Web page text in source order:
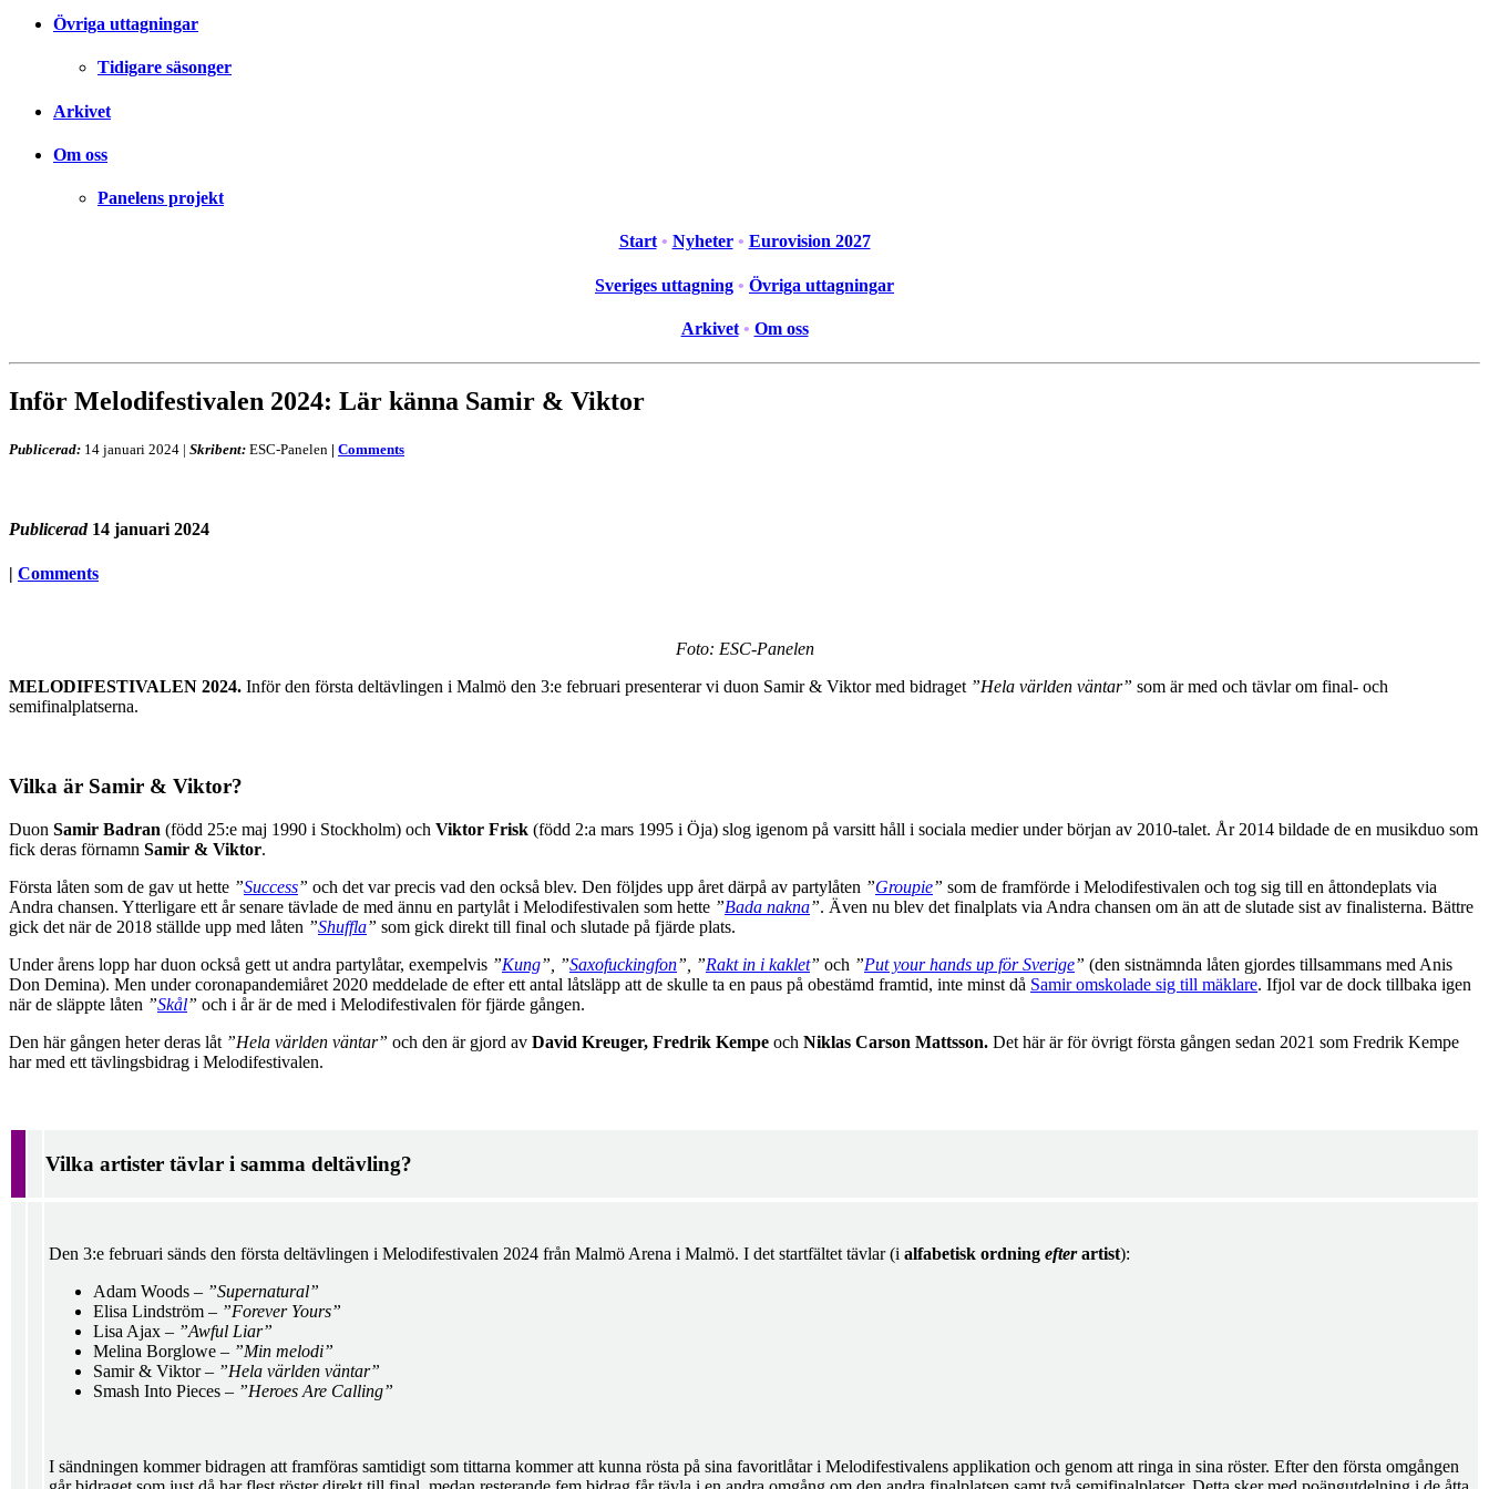
Övriga uttagningar
Tidigare säsonger
Arkivet
Om oss
Panelens projekt
Start • Nyheter • Eurovision 2027
Sveriges uttagning • Övriga uttagningar
Arkivet • Om oss
Inför Melodifestivalen 2024: Lär känna Samir & Viktor
Publicerad: 14 januari 2024 | Skribent: ESC-Panelen | Comments
Publicerad 14 januari 2024
| Comments
Foto: ESC-Panelen
MELODIFESTIVALEN 2024. Inför den första deltävlingen i Malmö den 3:e februari presenterar vi duon Samir & Viktor med bidraget ”Hela världen väntar” som är med och tävlar om final- och
semifinalplatserna.
Vilka är Samir & Viktor?
Duon Samir Badran (född 25:e maj 1990 i Stockholm) och Viktor Frisk (född 2:a mars 1995 i Öja) slog igenom på varsitt håll i sociala medier under början av 2010-talet. År 2014 bildade de en musikduo som
fick deras förnamn Samir & Viktor.
Första låten som de gav ut hette ”Success” och det var precis vad den också blev. Den följdes upp året därpå av partylåten ”Groupie” som de framförde i Melodifestivalen och tog sig till en åttondeplats via
Andra chansen. Ytterligare ett år senare tävlade de med ännu en partylåt i Melodifestivalen som hette ”Bada nakna”. Även nu blev det finalplats via Andra chansen om än att de slutade sist av finalisterna. Bättre
gick det när de 2018 ställde upp med låten ”Shuffla” som gick direkt till final och slutade på fjärde plats.
Under årens lopp har duon också gett ut andra partylåtar, exempelvis ”Kung”, ”Saxofuckingfon”, ”Rakt in i kaklet” och ”Put your hands up för Sverige” (den sistnämnda låten gjordes tillsammans med Anis
Don Demina). Men under coronapandemiåret 2020 meddelade de efter ett antal låtsläpp att de skulle ta en paus på obestämd framtid, inte minst då Samir omskolade sig till mäklare. Ifjol var de dock tillbaka igen
när de släppte låten ”Skål” och i år är de med i Melodifestivalen för fjärde gången.
Den här gången heter deras låt ”Hela världen väntar” och den är gjord av David Kreuger, Fredrik Kempe och Niklas Carson Mattsson. Det här är för övrigt första gången sedan 2021 som Fredrik Kempe
har med ett tävlingsbidrag i Melodifestivalen.
Vilka artister tävlar i samma deltävling?
Den 3:e februari sänds den första deltävlingen i Melodifestivalen 2024 från Malmö Arena i Malmö. I det startfältet tävlar (i alfabetisk ordning efterartist):
Adam Woods – ”Supernatural”
Elisa Lindström – ”Forever Yours”
Lisa Ajax – ”Awful Liar”
Melina Borglowe – ”Min melodi”
Samir & Viktor – ”Hela världen väntar”
Smash Into Pieces – ”Heroes Are Calling”
I sändningen kommer bidragen att framföras samtidigt som tittarna kommer att kunna rösta på sina favoritlåtar i Melodifestivalens applikation och genom att ringa in sina röster. Efter den första omgången